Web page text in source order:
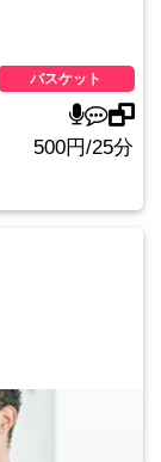
バスケット
500円/25分